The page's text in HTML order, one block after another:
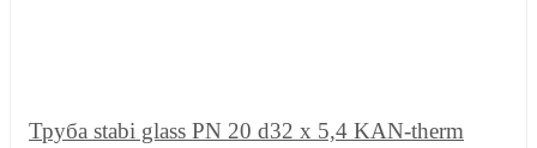
Труба stabi glass PN 20 d32 x 5,4 KAN-therm